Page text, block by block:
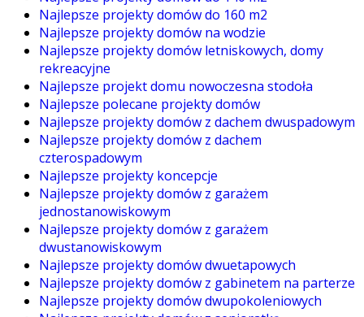
Najlepsze projekty domów do 160 m2
Najlepsze projekty domów na wodzie
Najlepsze projekty domów letniskowych, domy
rekreacyjne
Najlepsze projekt domu nowoczesna stodoła
Najlepsze polecane projekty domów
Najlepsze projekty domów z dachem dwuspadowym
Najlepsze projekty domów z dachem
czterospadowym
Najlepsze projekty koncepcje
Najlepsze projekty domów z garażem
jednostanowiskowym
Najlepsze projekty domów z garażem
dwustanowiskowym
Najlepsze projekty domów dwuetapowych
Najlepsze projekty domów z gabinetem na parterze
Najlepsze projekty domów dwupokoleniowych